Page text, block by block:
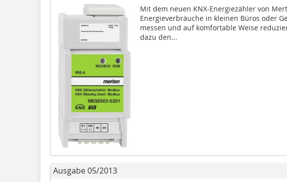
Mit dem neuen KNX-Energiezähler von
Energieverbräuche in kleinen Büros oder
messen und auf komfortable Weise
dazu den...
Ausgabe 05/2013